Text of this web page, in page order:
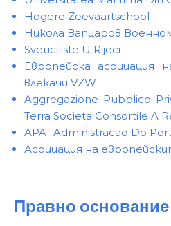
Hogere Zeevaartschool
Никола Вапцаров
Sveuciliste U Rijeci
Европейска асоциация
влекачи VZW
Aggregazione Pubblico
Terra Societa Consortile A
APA- Administracao Do
Асоциация на
Правно основание